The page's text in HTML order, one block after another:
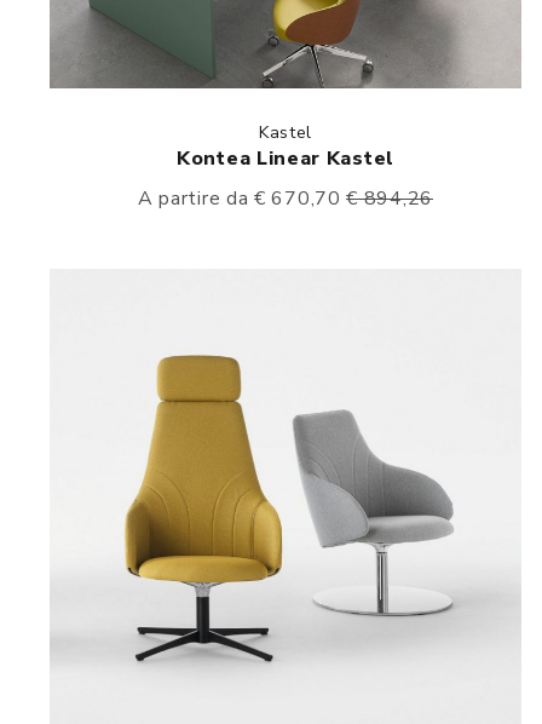
Kastel
Kontea Linear Kastel
A partire da € 670,70€ 894,26